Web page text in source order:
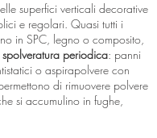
superfici verticali decorative
e regolari. Quasi tutti i
in SPC, legno o composito,
spolveratura periodica: panni
o aspirapolvere con
di rimuovere polvere
si accumulino in fughe,